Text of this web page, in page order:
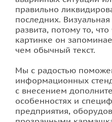
правильно
последних.
развита, потому то,
картинке он
чем обычный текст.
Мы с радостью
информационных
с внесением
особенностях и
предприятия,